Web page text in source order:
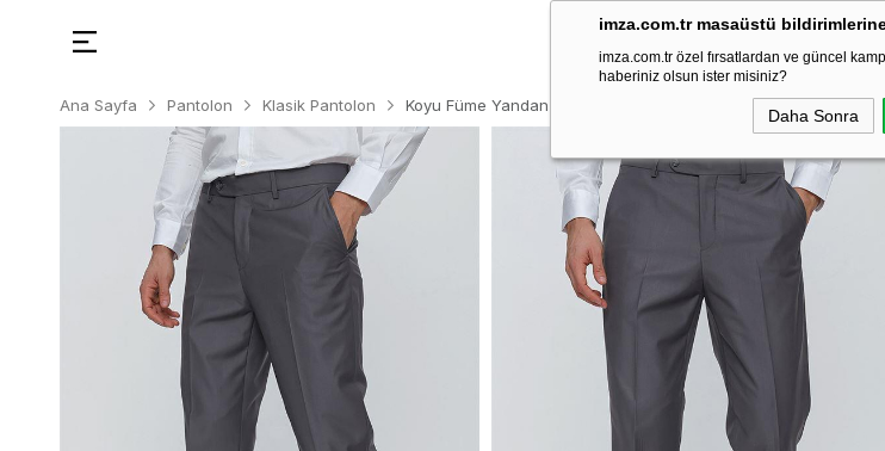
imza.com.tr masaüstü
imza.com.tr özel fırsatlardan ve güncel
haberiniz olsun ister misiniz?
Daha Sonra
Ana Sayfa Pantolon Klasik Pantolon Koyu Füme Yandan Cepli Comfort Fit Classic Pantolon